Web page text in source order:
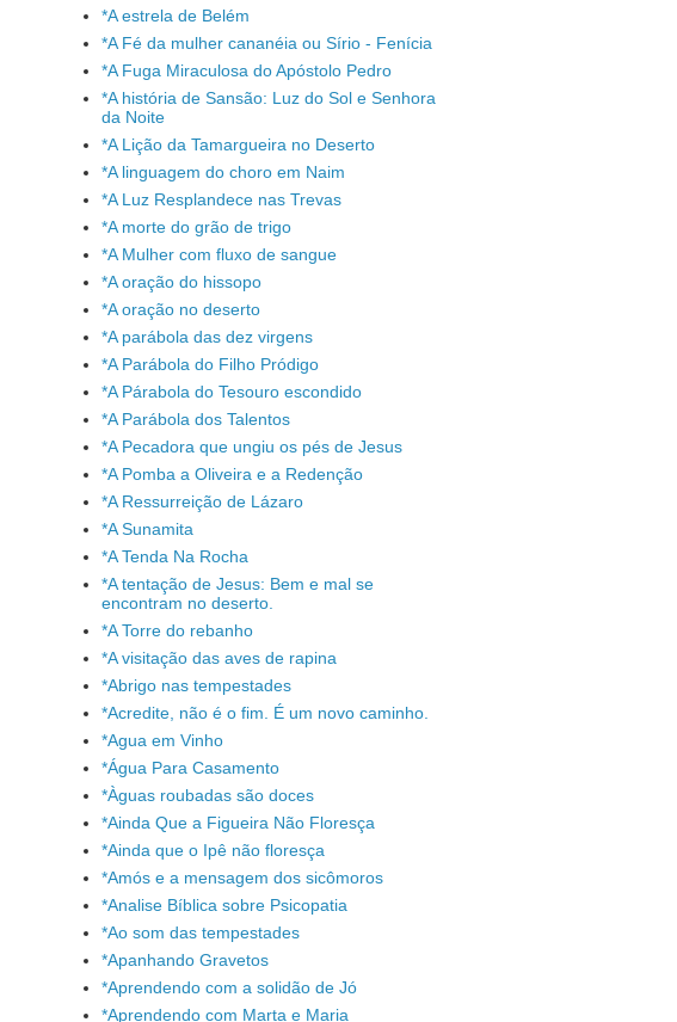
*A estrela de Belém
*A Fé da mulher cananéia ou Sírio - Fenícia
*A Fuga Miraculosa do Apóstolo Pedro
*A história de Sansão: Luz do Sol e Senhora
da Noite
*A Lição da Tamargueira no Deserto
*A linguagem do choro em Naim
*A Luz Resplandece nas Trevas
*A morte do grão de trigo
*A Mulher com fluxo de sangue
*A oração do hissopo
*A oração no deserto
*A parábola das dez virgens
*A Parábola do Filho Pródigo
*A Párabola do Tesouro escondido
*A Parábola dos Talentos
*A Pecadora que ungiu os pés de Jesus
*A Pomba a Oliveira e a Redenção
*A Ressurreição de Lázaro
*A Sunamita
*A Tenda Na Rocha
*A tentação de Jesus: Bem e mal se
encontram no deserto.
*A Torre do rebanho
*A visitação das aves de rapina
*Abrigo nas tempestades
*Acredite, não é o fim. É um novo caminho.
*Agua em Vinho
*Água Para Casamento
*Àguas roubadas são doces
*Ainda Que a Figueira Não Floresça
*Ainda que o Ipê não floresça
*Amós e a mensagem dos sicômoros
*Analise Bíblica sobre Psicopatia
*Ao som das tempestades
*Apanhando Gravetos
*Aprendendo com a solidão de Jó
*Aprendendo com Marta e Maria